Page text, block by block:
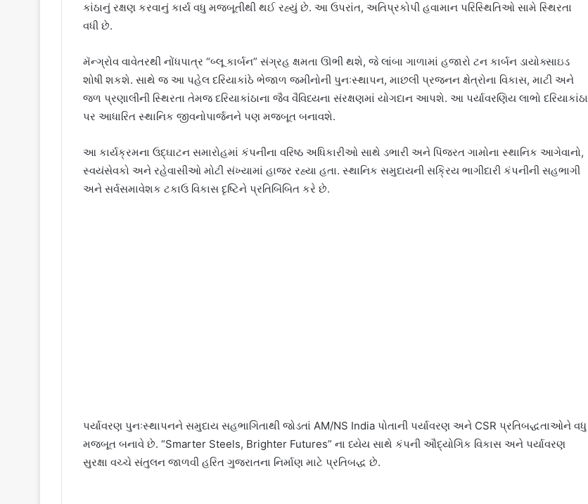
કાંઠાનું રક્ષણ કરવાનું કાર્ય વધુ મજબૂતીથી થઈ રહ્યું છે. આ ઉપરાંત, અતિપ્રકોપી હવામાન પરિસ્થિતિઓ સામે સ્થિરતા
વધી છે.
મૅન્ગ્રોવ વાવેતરથી નોંધપાત્ર “બ્લૂ કાર્બન” સંગ્રહ ક્ષમતા ઊભી થશે, જે લાંબા ગાળામાં હજારો ટન કાર્બન ડાયોક્સાઇડ
શોષી શકશે. સાથે જ આ પહેલ દરિયાકાંઠે ભેજાળ જમીનોની પુનઃસ્થાપન, માછલી પ્રજનન ક્ષેત્રોના વિકાસ, માટી અને
જળ પ્રણાલીની સ્થિરતા તેમજ દરિયાકાંઠાના જૈવ વૈવિધ્યના સંરક્ષણમાં યોગદાન આપશે. આ પર્યાવરણિય લાભો દરિયાકાંઠા
પર આધારિત સ્થાનિક જીવનોપાર્જનને પણ મજબૂત બનાવશે.
આ કાર્યક્રમના ઉદ્ઘાટન સમારોહમાં કંપનીના વરિષ્ઠ અધિકારીઓ સાથે ડભારી અને પિંજરત ગામોના સ્થાનિક આગેવાનો,
સ્વયંસેવકો અને રહેવાસીઓ મોટી સંખ્યામાં હાજર રહ્યા હતા. સ્થાનિક સમુદાયની સક્રિય ભાગીદારી કંપનીની સહભાગી
અને સર્વસમાવેશક ટકાઉ વિકાસ દૃષ્ટિને પ્રતિબિંબિત કરે છે.
પર્યાવરણ પુનઃસ્થાપનને સમુદાય સહભાગિતાથી જોડતાં AM/NS India પોતાની પર્યાવરણ અને CSR પ્રતિબદ્ધતાઓને વધુ
મજબૂત બનાવે છે. “Smarter Steels, Brighter Futures” ના ધ્યેય સાથે કંપની ઔદ્યોગિક વિકાસ અને પર્યાવરણ
સુરક્ષા વચ્ચે સંતુલન જાળવી હરિત ગુજરાતના નિર્માણ માટે પ્રતિબદ્ધ છે.